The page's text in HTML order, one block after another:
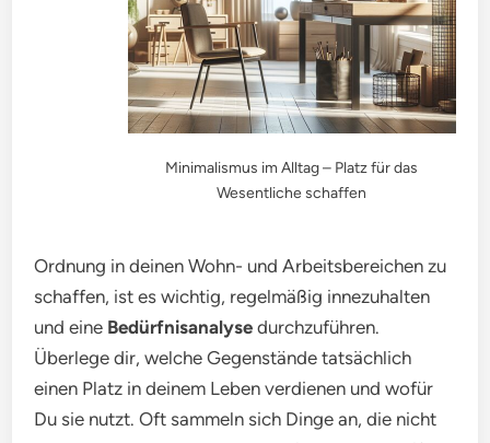
Minimalismus im Alltag – Platz für das
Wesentliche schaffen
Ordnung in deinen Wohn- und Arbeitsbereichen zu
schaffen, ist es wichtig, regelmäßig innezuhalten
und eine Bedürfnisanalyse durchzuführen.
Überlege dir, welche Gegenstände tatsächlich
einen Platz in deinem Leben verdienen und wofür
Du sie nutzt. Oft sammeln sich Dinge an, die nicht